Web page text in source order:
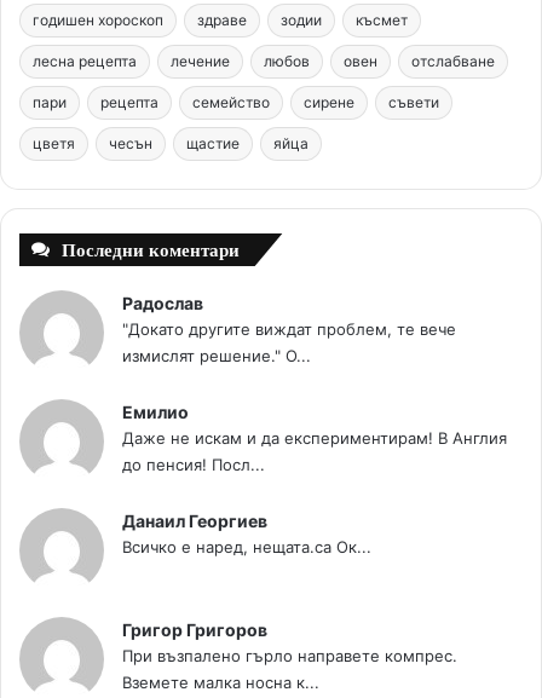
o
o
k
r
e
s
t
b
e
g
r
m
m
годишен хороскоп здраве зодии късмет
лесна рецепта лечение любов овен отслабване
пари рецепта семейство сирене съвети
цветя чесън щастие яйца
Последни коментари
Радослав
"Докато другите виждат проблем, те вече
измислят решение." О...
Емилио
Даже не искам и да експериментирам! В Англия
до пенсия! Посл...
Данаил Георгиев
Всичко е наред, нещата.са Ок...
Григор Григоров
При възпалено гърло направете компрес.
Вземете малка носна к...